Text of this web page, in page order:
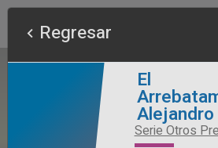
Regresar
El
Serie Otros